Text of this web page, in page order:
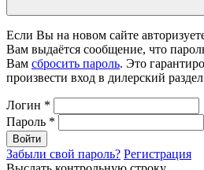
Если Вы на новом сайте
Вам выдаётся сообщение, что
Вам сбросить пароль. Это
произвести вход в дилерский
Логин *
Пароль *
Войти
Забыли свой пароль? Регистрация